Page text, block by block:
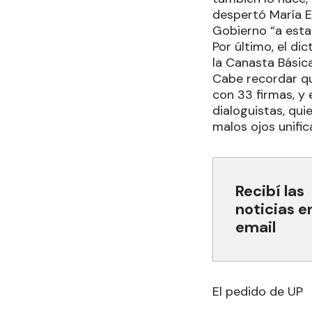
despertó María
Gobierno “a
Por último, el
la Canasta
Cabe recordar
con 33 firmas, y
dialoguistas,
malos ojos
Recibí las
noticias
email
El pedido de UP